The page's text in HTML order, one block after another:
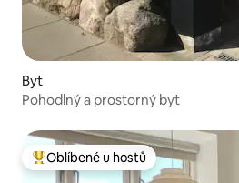
Byt
Pohodlný a prostorný byt
Nejlepší v kategorii Oblíbené u hostů
Oblíbené u hostů